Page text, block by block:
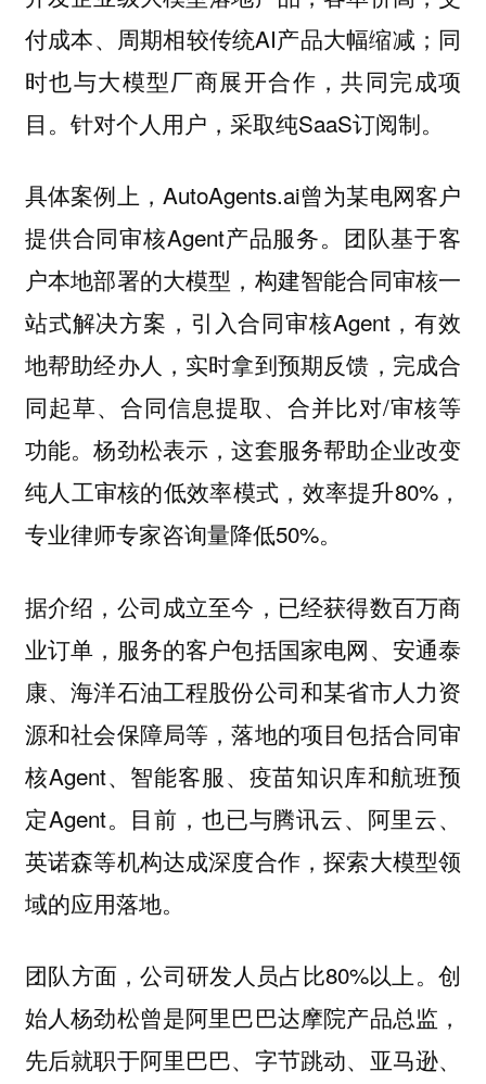
付成本、周期相较传统AI产品大幅缩减；同
时也与大模型厂商展开合作，共同完成项
目。针对个人用户，采取纯SaaS订阅制。
具体案例上，AutoAgents.ai曾为某电网客户
提供合同审核Agent产品服务。团队基于客
户本地部署的大模型，构建智能合同审核一
站式解决方案，引入合同审核Agent，有效
地帮助经办人，实时拿到预期反馈，完成合
同起草、合同信息提取、合并比对/审核等
功能。杨劲松表示，这套服务帮助企业改变
纯人工审核的低效率模式，效率提升80%，
专业律师专家咨询量降低50%。
据介绍，公司成立至今，已经获得数百万商
业订单，服务的客户包括国家电网、安通泰
康、海洋石油工程股份公司和某省市人力资
源和社会保障局等，落地的项目包括合同审
核Agent、智能客服、疫苗知识库和航班预
定Agent。目前，也已与腾讯云、阿里云、
英诺森等机构达成深度合作，探索大模型领
域的应用落地。
团队方面，公司研发人员占比80%以上。创
始人杨劲松曾是阿里巴巴达摩院产品总监，
先后就职于阿里巴巴、字节跳动、亚马逊、